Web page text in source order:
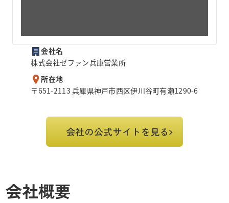
会社名
株式会社ゼファン兵庫営業所
所在地
〒651-2113 兵庫県神戸市西区伊川谷町有瀬1290-6
会社の公式サイトを見る
会社概要